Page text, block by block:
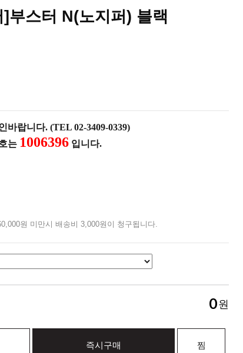
부스터 N(노지퍼) 블랙
바랍니다. (TEL 02-3409-0339)
는 1006396 입니다.
원 미만시 배송비 3,000원이 청구됩니다.
0원
즉시구매 찜